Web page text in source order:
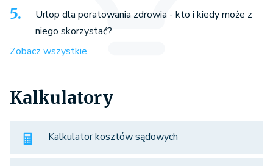
Urlop dla poratowania zdrowia - kto i kiedy może z
niego skorzystać?
Zobacz wszystkie
Kalkulatory
Kalkulator kosztów sądowych